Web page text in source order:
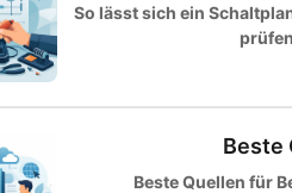
So lässt sich ein
Beste
Beste Quellen für